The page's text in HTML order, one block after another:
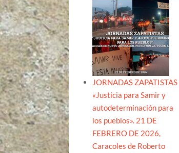
JORNADAS ZAPATISTAS
«Justicia para Samir y
autodeterminación para
los pueblos». 21 DE
FEBRERO DE 2026,
Caracoles de Roberto